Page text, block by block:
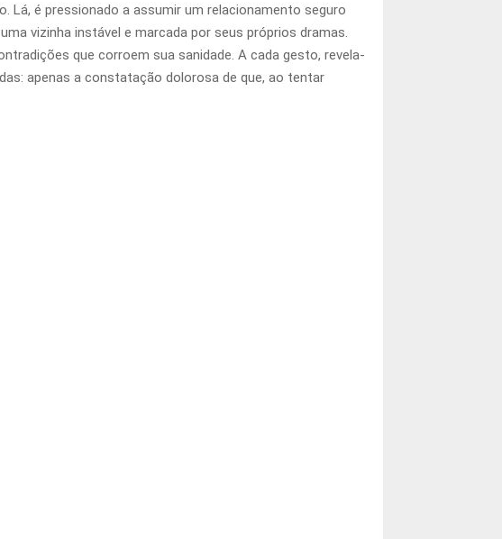
é pressionado a assumir um relacionamento seguro
vizinha instável e marcada por seus próprios dramas.
que corroem sua sanidade. A cada gesto, revela-
apenas a constatação dolorosa de que, ao tentar